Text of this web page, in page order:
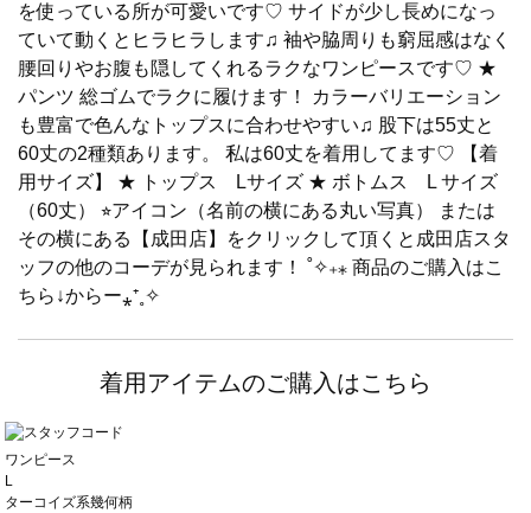
を使っている所が可愛いです♡ サイドが少し長めになっ
ていて動くとヒラヒラします♫ 袖や脇周りも窮屈感はなく
腰回りやお腹も隠してくれるラクなワンピースです♡ ★
パンツ 総ゴムでラクに履けます！ カラーバリエーション
も豊富で色んなトップスに合わせやすい♫ 股下は55丈と
60丈の2種類あります。 私は60丈を着用してます♡ 【着
用サイズ】 ★ トップス Lサイズ ★ ボトムス L サイズ
（60丈） ⭐︎アイコン（名前の横にある丸い写真） または
その横にある【成田店】をクリックして頂くと成田店スタ
ッフの他のコーデが見られます！ ˚✧₊⁎ 商品のご購入はこ
ちら↓からー⁎⁺˳✧
着用アイテムのご購入はこちら
ワンピース
L
ターコイズ系幾何柄